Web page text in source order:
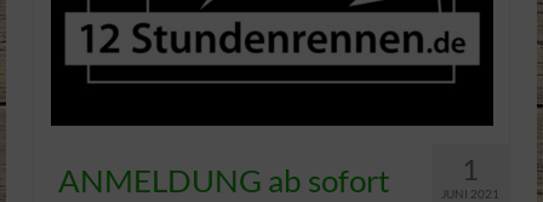
1
JUNI 2021
ANMELDUNG ab sofort